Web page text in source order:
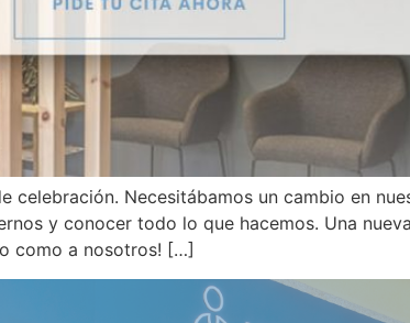
Necesitábamos un cambio en
y conocer todo lo que hacemos. Una
como a nosotros! […]